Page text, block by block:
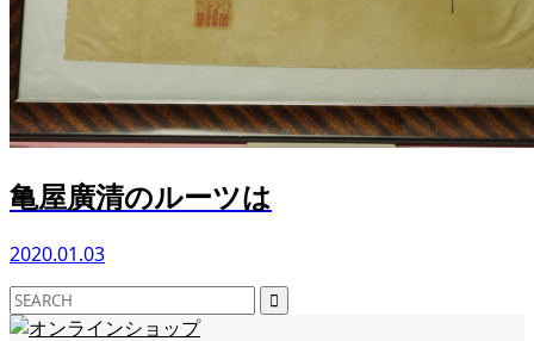
亀屋廣清のルーツは
2020.01.03